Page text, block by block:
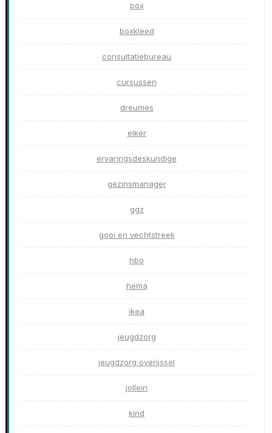
box
boxkleed
consultatiebureau
cursussen
dreumes
elker
ervaringsdeskundige
gezinsmanager
ggz
gooi en vechtstreek
hbo
hema
ikea
jeugdzorg
jeugdzorg overijssel
jollein
kind